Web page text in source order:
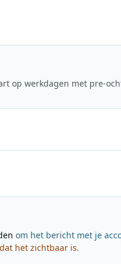
op werkdagen met pre-
om het bericht met je
het zichtbaar is.